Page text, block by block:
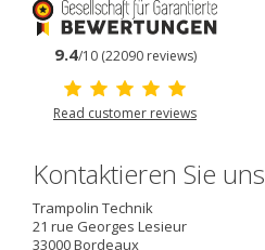
9.4/10 (22090 reviews)
Read customer reviews
Kontaktieren Sie uns
Trampolin Technik
21 rue Georges Lesieur
33000Bordeaux